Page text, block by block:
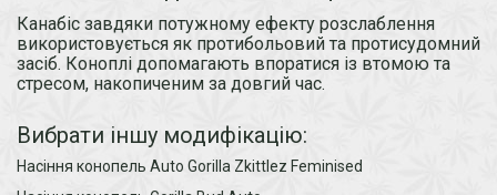
Канабіс завдяки потужному ефекту розслаблення
використовується як протибольовий та протисудомний
засіб. Коноплі допомагають впоратися із втомою та
стресом, накопиченим за довгий час.
Вибрати іншу модифікацію:
Насіння конопель Auto Gorilla Zkittlez Feminised